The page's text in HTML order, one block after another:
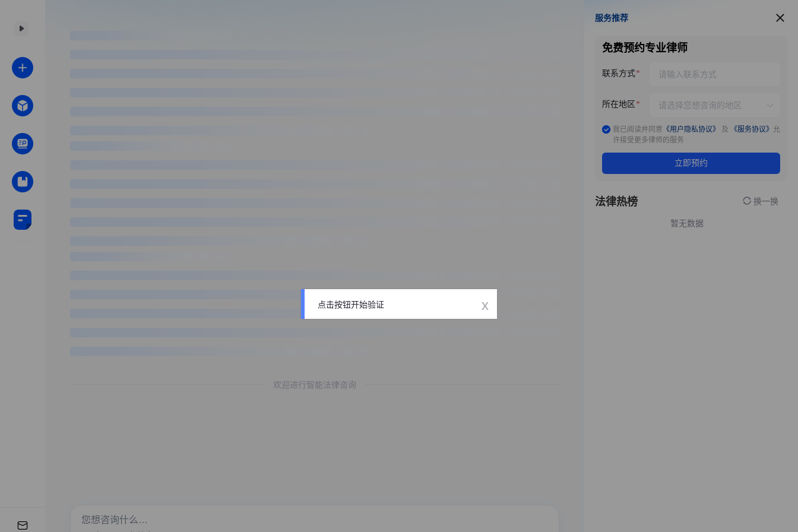
欢迎进行智能法律咨询
服务推荐
服务推荐
免费预约专业律师
联系方式
所在地区
我已阅读并同意 《用户隐私协议》 及 《服务协议》 允
许接受更多律师的服务
立即预约
法律热榜 换一换
暂无数据
点击按钮开始验证 x